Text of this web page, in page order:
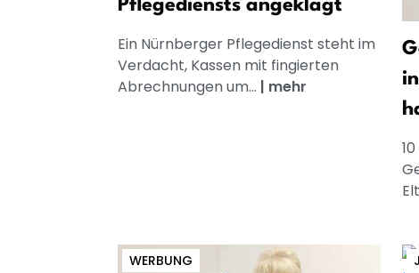
Pflegediensts angeklagt
Ein Nürnberger Pflegedienst steht im
Verdacht, Kassen mit fingierten
Abrechnungen um... | mehr
WERBUNG